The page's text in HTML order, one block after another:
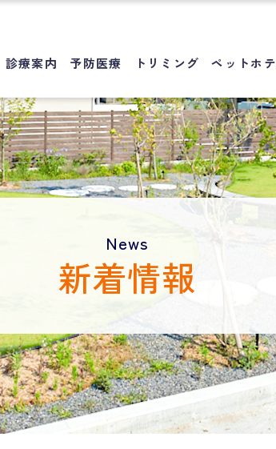
診療案内 予防医療 トリミング ペットホ
News
新着情報